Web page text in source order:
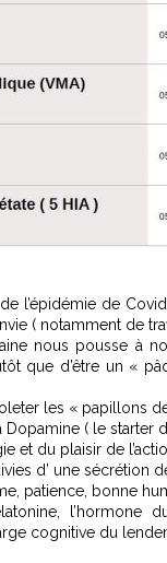
l’épidémie de
( notamment de
nous pousse à
que d’être un «
les « papillons
Dopamine ( le
et du plaisir de
d’ une sécrétion
patience, bonne
cognitive du